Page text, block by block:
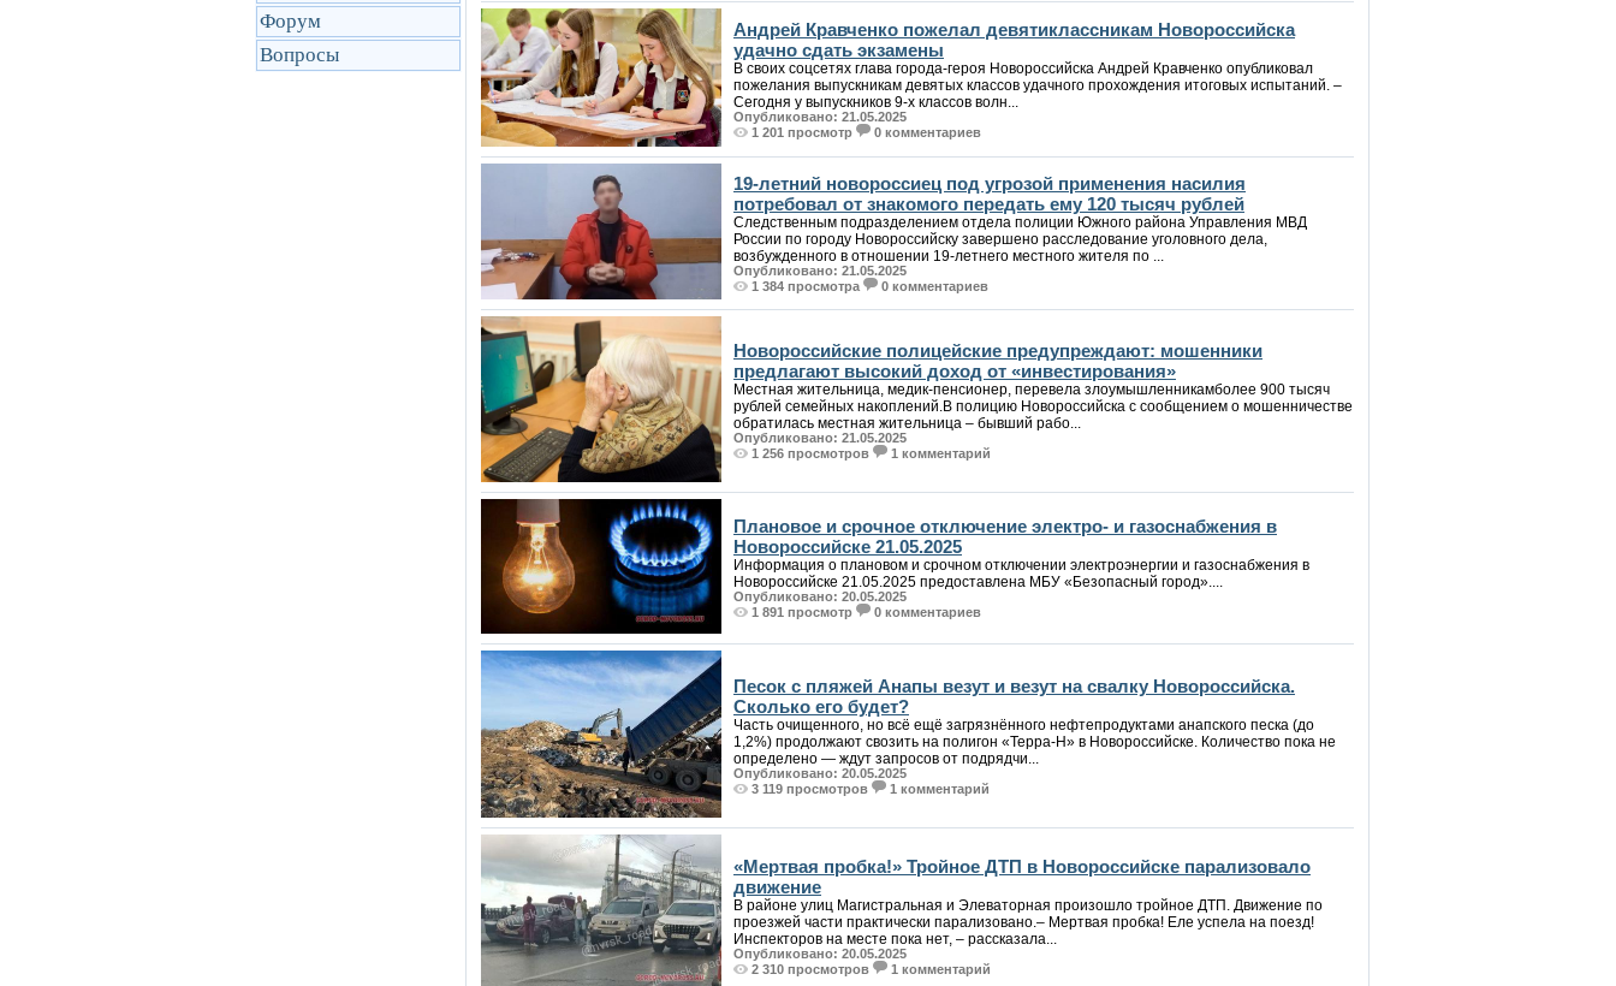
Форум
Вопросы
Андрей Кравченко пожелал девятиклассникам Новороссийска
удачно сдать экзамены
В своих соцсетях глава города-героя Новороссийска Андрей Кравченко опубликовал
пожелания выпускникам девятых классов удачного прохождения итоговых испытаний. –
Сегодня у выпускников 9-х классов волн...
Опубликовано: 21.05.2025
1 201 просмотр
0 комментариев
19-летний новороссиец под угрозой применения насилия
потребовал от знакомого передать ему 120 тысяч рублей
Следственным подразделением отдела полиции Южного района Управления МВД
России по городу Новороссийску завершено расследование уголовного дела,
возбужденного в отношении 19-летнего местного жителя по ...
Опубликовано: 21.05.2025
1 384 просмотра
0 комментариев
Новороссийские полицейские предупреждают: мошенники
предлагают высокий доход от «инвестирования»
Местная жительница, медик-пенсионер, перевела злоумышленникамболее 900 тысяч
рублей семейных накоплений.В полицию Новороссийска с сообщением о мошенничестве
обратилась местная жительница – бывший рабо...
Опубликовано: 21.05.2025
1 256 просмотров
1 комментарий
Плановое и срочное отключение электро- и газоснабжения в
Новороссийске 21.05.2025
Информация о плановом и срочном отключении электроэнергии и газоснабжения в
Новороссийске 21.05.2025 предоставлена МБУ «Безопасный город»....
Опубликовано: 20.05.2025
1 891 просмотр
0 комментариев
Песок с пляжей Анапы везут и везут на свалку Новороссийска.
Сколько его будет?
Часть очищенного, но всё ещё загрязнённого нефтепродуктами анапского песка (до
1,2%) продолжают свозить на полигон «Терра-Н» в Новороссийске. Количество пока не
определено — ждут запросов от подрядчи...
Опубликовано: 20.05.2025
3 119 просмотров
1 комментарий
«Мертвая пробка!» Тройное ДТП в Новороссийске парализовало
движение
В районе улиц Магистральная и Элеваторная произошло тройное ДТП. Движение по
проезжей части практически парализовано.– Мертвая пробка! Еле успела на поезд!
Инспекторов на месте пока нет, – рассказала...
Опубликовано: 20.05.2025
2 310 просмотров
1 комментарий